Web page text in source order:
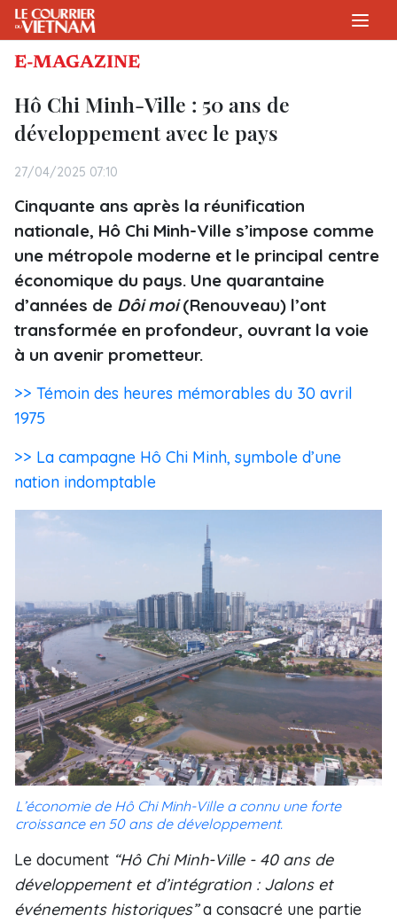
E-MAGAZINE
Hô Chi Minh-Ville : 50 ans de
développement avec le pays
27/04/2025 07:10
Cinquante ans après la réunification
nationale, Hô Chi Minh-Ville s’impose comme
une métropole moderne et le principal centre
économique du pays. Une quarantaine
d’années de Dôi moi(Renouveau) l’ont
transformée en profondeur, ouvrant la voie
à un avenir prometteur.
>> Témoin des heures mémorables du 30 avril
1975
>> La campagne Hô Chi Minh, symbole d’une
nation indomptable
L’économie de Hô Chi Minh-Ville a connu une forte
croissance en 50 ans de développement.
Le document “Hô Chi Minh-Ville - 40 ans de
développement et d’intégration : Jalons et
événements historiques”a consacré une partie